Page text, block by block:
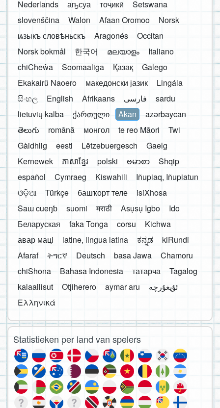
Nederlands аҧсуа тоҷикӣ
Setswana
slovenščina
Walon Afaan Oromoo
Norsk
ѩзыкъ словѣньскъ
Aragonés
Occitan
Norsk bokmål
한국어 മലയാളം
Italiano
chiCheŵa
Soomaaliga Қазақ
Galego
Ekakairũ Naoero
македонски јазик
Lingála
සිංහල
English Afrikaans فارسی
sardu
lietuvių kalba
ქართული Akan
azərbaycan
తెలుగు
română монгол te reo Māori
Twi
Gàidhlig
eesti Lëtzebuergesch
Gaelg
Kernewek
ភាសាខ្មែរ polski ဗမာစာ
Shqip
español
Cymraeg Kiswahili
Iñupiaq, Iñupiatun
ଓଡ଼ିଆ
Türkçe башҡорт теле
isiXhosa
Saɯ cueŋƅ
suomi मराठी Asụsụ Igbo
Ido
Беларуская
faka Tonga corsu
Kichwa
авар мацӀ
latine, lingua latina ಕನ್ನಡ
kiRundi
Afaraf
ትግርኛ Deutsch basa Jawa
Chamoru
chiShona
Bahasa Indonesia татарча
Tagalog
kalaallisut
Otjiherero aymar aru
Ελληνικά
Statistieken per land van spelers